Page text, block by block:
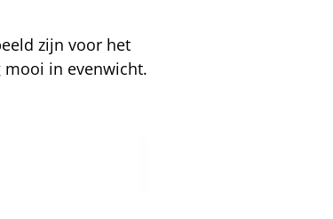
zijn voor het
mooi in evenwicht.